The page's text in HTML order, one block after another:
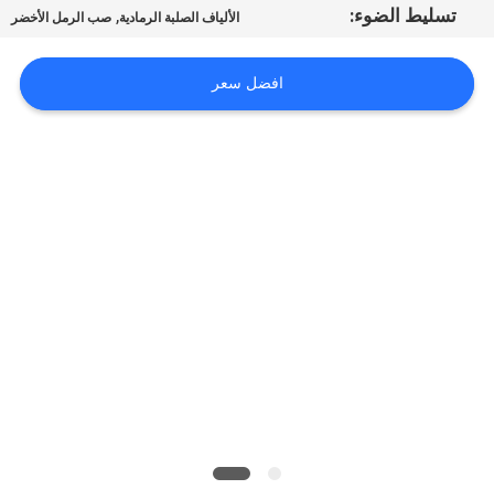
اطلب
اقتباس
تسليط الضوء:
الألياف الصلبة الرمادية, صب الرمل الأخضر
افضل سعر